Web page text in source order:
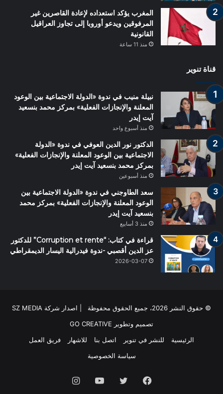
المغرب يؤكد استعداده لإعادة القاصرين غير
المرفوقين ويدعو أوروبا إلى تجاوز العراقيل
القانونية
منذ 11 ساعة
قناة تنوير
نبيلة منيب في ندوة «الدولة الاجتماعية بين الوعود
المعلنة والإنجازات الفعلية» بمركز محمد بنسعيد
آيت إيدر
منذ أسبوع واحد
الدكتور نور الدين العوفي في ندوة «الدولة
الاجتماعية بين الوعود المعلنة والإنجازات الفعلية»
بمركز محمد بنسعيد آيت إيدر
منذ أسبوعين
سعد الطاوجني في ندوة «الدولة الاجتماعية بين
الوعود المعلنة والإنجازات الفعلية» بمركز محمد
بنسعيد آيت إيدر
منذ 3 أسابيع
قراءة في كتاب: “Corruption et rente” للدكتور
عز الدين أقصبي -ندوة فيدرالية اليسار الديمقراطي
2026-03-07
© حقوق النشر 2026، جميع الحقوق محفوظة | اصدار شركة SZ MEDIA
تصميم وتطوير GO CREATIVE
الرئيسية
للنشر في تنوير اتصل بنا للاشهار
فريق العمل
سياسة الخصوصية
فيسبوك تويتر يوتيوب